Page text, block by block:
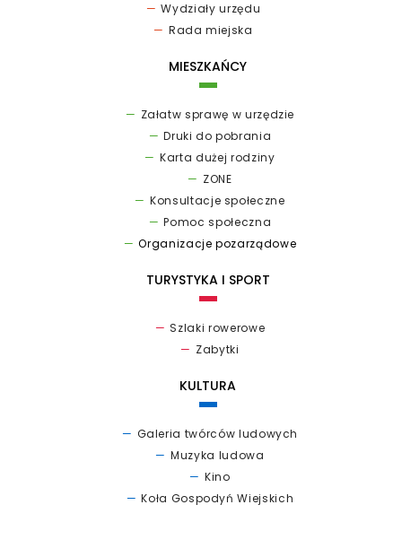
Wydziały urzędu
Rada miejska
MIESZKAŃCY
Załatw sprawę w urzędzie
Druki do pobrania
Karta dużej rodziny
ZONE
Konsultacje społeczne
Pomoc społeczna
Organizacje pozarządowe
TURYSTYKA I SPORT
Szlaki rowerowe
Zabytki
KULTURA
Galeria twórców ludowych
Muzyka ludowa
Kino
Koła Gospodyń Wiejskich